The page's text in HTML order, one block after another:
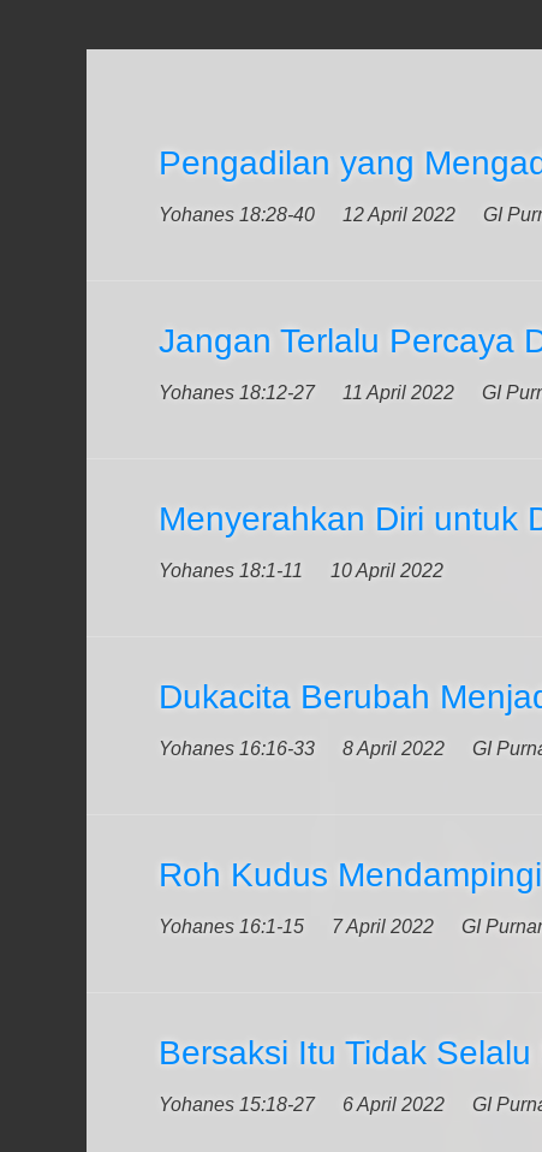
Pengadilan yang
Yohanes 18:28-40 12 April 2022 GI
Jangan Terlalu Percaya
Yohanes 18:12-27 11 April 2022 GI
Menyerahkan Diri untuk
Yohanes 18:1-11 10 April 2022
Dukacita Berubah
Yohanes 16:16-33 8 April 2022 GI
Roh Kudus
Yohanes 16:1-15 7 April 2022 GI
Bersaksi Itu Tidak Selalu
Yohanes 15:18-27 6 April 2022 GI